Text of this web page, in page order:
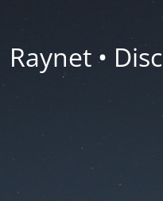
Raynet •